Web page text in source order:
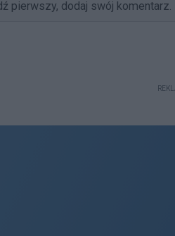
pierwszy, dodaj swój komentarz.